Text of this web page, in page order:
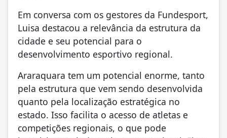
Em conversa com os gestores da Fundesport,
Luisa destacou a relevância da estrutura da
cidade e seu potencial para o
desenvolvimento esportivo regional.
Araraquara tem um potencial enorme, tanto
pela estrutura que vem sendo desenvolvida
quanto pela localização estratégica no
estado. Isso facilita o acesso de atletas e
competições regionais, o que pode